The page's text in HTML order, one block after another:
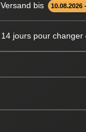
Versand bis 10.08.2026
14 jours pour changer